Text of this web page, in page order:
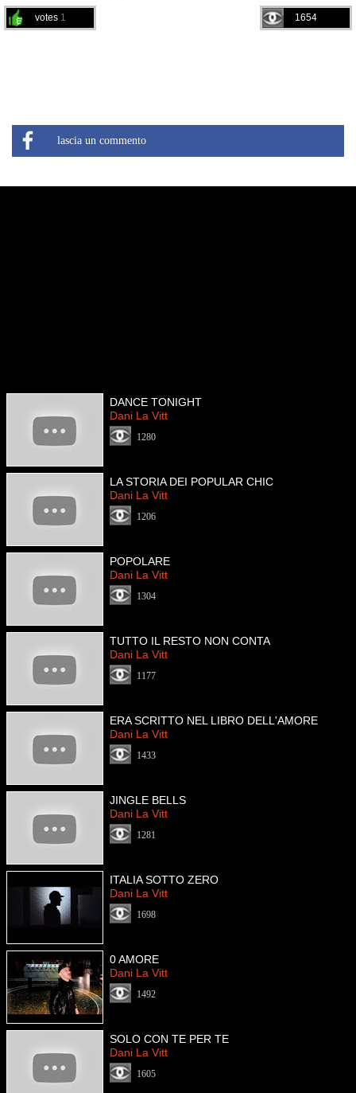
1654
votes 1
lascia un commento
DANCE TONIGHT
Dani La Vitt
1280
LA STORIA DEI POPULAR CHIC
Dani La Vitt
1206
POPOLARE
Dani La Vitt
1304
TUTTO IL RESTO NON CONTA
Dani La Vitt
1177
ERA SCRITTO NEL LIBRO DELL'AMORE
Dani La Vitt
1433
JINGLE BELLS
Dani La Vitt
1281
ITALIA SOTTO ZERO
Dani La Vitt
1698
0 AMORE
Dani La Vitt
1492
SOLO CON TE PER TE
Dani La Vitt
1605